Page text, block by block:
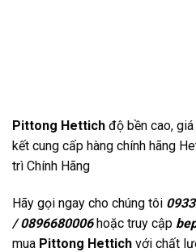
Pittong Hettich độ bền cao,
kết cung cấp hàng chính hãng
trì Chính Hãng
Hãy gọi ngay cho chúng tôi
/ 0896680006hoặc truy cập
mua Pittong Hettich với chất